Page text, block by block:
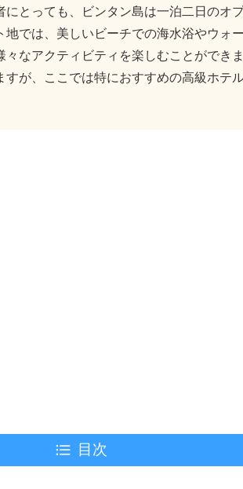
にとっても、ビンタン島は一泊二日のオ
では、美しいビーチでの海水浴やウォ
なアクティビティを楽しむことができ
が、ここでは特におすすめの高級ホテ
目次